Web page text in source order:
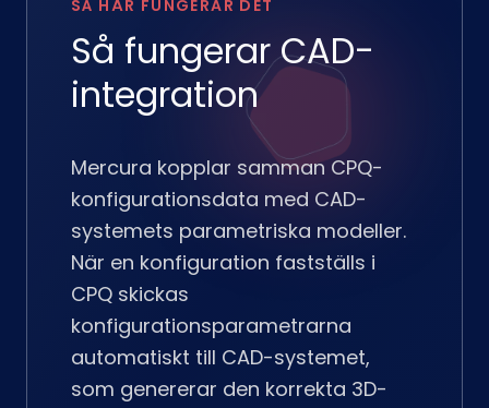
SÅ HÄR FUNGERAR DET
Så fungerar CAD-
integration
Mercura kopplar samman CPQ-
konfigurationsdata med CAD-
systemets parametriska modeller.
När en konfiguration fastställs i
CPQ skickas
konfigurationsparametrarna
automatiskt till CAD-systemet,
som genererar den korrekta 3D-